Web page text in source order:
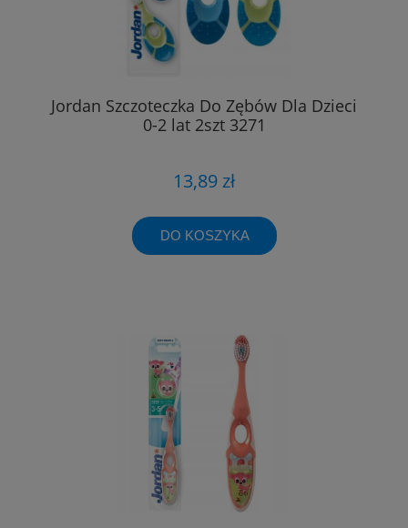
Jordan Szczoteczka Do Zębów Dla Dzieci
0-2 lat 2szt 3271
13,89 zł
DO KOSZYKA